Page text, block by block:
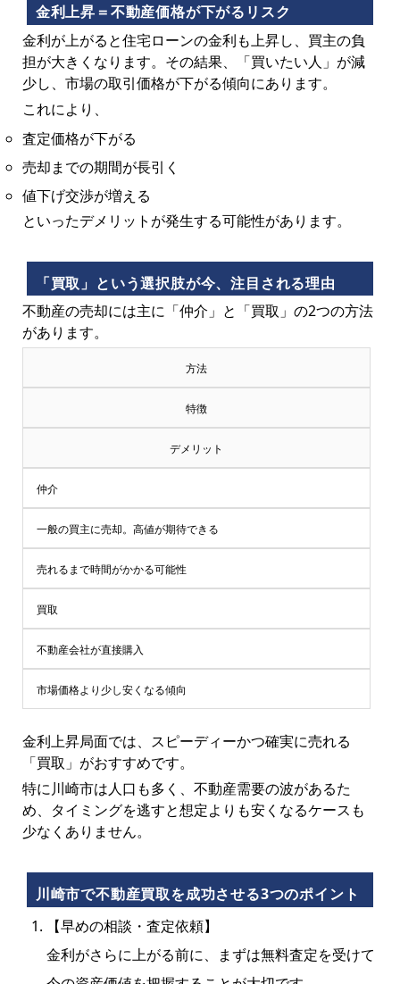
金利上昇＝不動産価格が下がるリスク
金利が上がると住宅ローンの金利も上昇し、買主の負
担が大きくなります。その結果、「買いたい人」が減
少し、市場の取引価格が下がる傾向にあります。
これにより、
査定価格が下がる
売却までの期間が長引く
値下げ交渉が増える
といったデメリットが発生する可能性があります。
「買取」という選択肢が今、注目される理由
不動産の売却には主に「仲介」と「買取」の2つの方法
があります。
方法
特徴
デメリット
仲介
一般の買主に売却。高値が期待できる
売れるまで時間がかかる可能性
買取
不動産会社が直接購入
市場価格より少し安くなる傾向
金利上昇局面では、スピーディーかつ確実に売れる
「買取」がおすすめです。
特に川崎市は人口も多く、不動産需要の波があるた
め、タイミングを逃すと想定よりも安くなるケースも
少なくありません。
川崎市で不動産買取を成功させる3つのポイント
【早めの相談・査定依頼】
金利がさらに上がる前に、まずは無料査定を受けて